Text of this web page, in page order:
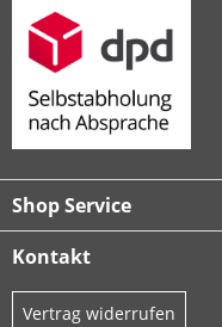
Shop Service
Kontakt
Vertrag widerrufen